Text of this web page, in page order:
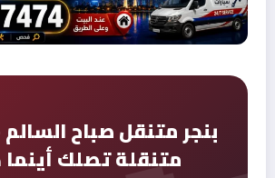
بنجر متنقل صباح
متنقلة تصلك